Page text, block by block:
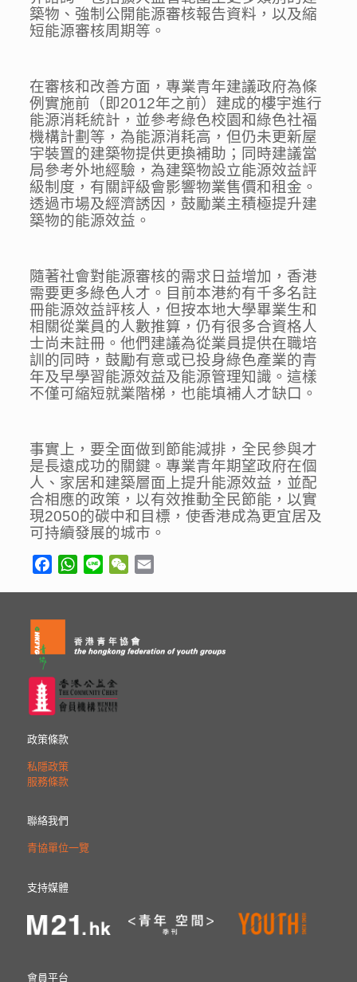
築物、強制公開能源審核報告資料，以及縮
短能源審核周期等。
在審核和改善方面，專業青年建議政府為條
例實施前（即2012年之前）建成的樓宇進行
能源消耗統計，並參考綠色校園和綠色社福
機構計劃等，為能源消耗高，但仍未更新屋
宇裝置的建築物提供更換補助；同時建議當
局參考外地經驗，為建築物設立能源效益評
級制度，有關評級會影響物業售價和租金。
透過市場及經濟誘因，鼓勵業主積極提升建
築物的能源效益。
隨著社會對能源審核的需求日益增加，香港
需要更多綠色人才。目前本港約有千多名註
冊能源效益評核人，但按本地大學畢業生和
相關從業員的人數推算，仍有很多合資格人
士尚未註冊。他們建議為從業員提供在職培
訓的同時，鼓勵有意或已投身綠色產業的青
年及早學習能源效益及能源管理知識。這樣
不僅可縮短就業階梯，也能填補人才缺口。
事實上，要全面做到節能減排，全民參與才
是長遠成功的關鍵。專業青年期望政府在個
人、家居和建築層面上提升能源效益，並配
合相應的政策，以有效推動全民節能，以實
現2050的碳中和目標，使香港成為更宜居及
可持續發展的城市。
FacebookWhatsApp
Line WeChat
政策條款
私隱政策
服務條款
聯絡我們
青協單位一覽
支持媒體
會員平台